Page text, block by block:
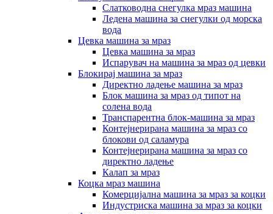
Слатководна снегулка мраз машина
Ледена машина за снегулки од морска
вода
Цевка машина за мраз
Цевка машина за мраз
Испарувач на машина за мраз од цевки
Блокирај машина за мраз
Директно ладење машина за мраз
Блок машина за мраз од типот на
солена вода
Транспарентна блок-машина за мраз
Контејнерирана машина за мраз со
блокови од саламура
Контејнерирана машина за мраз со
директно ладење
Калап за мраз
Коцка мраз машина
Комерцијална машина за мраз за коцки
Индустриска машина за мраз за коцки